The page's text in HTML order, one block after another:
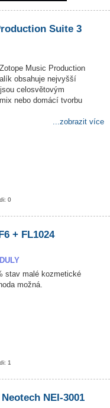
Suite 3
Music Production
obsahuje nejvyšší
celosvětovým
nebo domácí tvorbu
...zobrazit více
0
+ FL1024
stav malé kozmetické
možná.
1
NEI-3001